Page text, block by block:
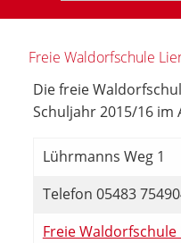
Freie Waldorfschule
Die freie
Schuljahr 2015/16 im
Lührmanns Weg 1
Telefon 05483
Freie Waldorfschule